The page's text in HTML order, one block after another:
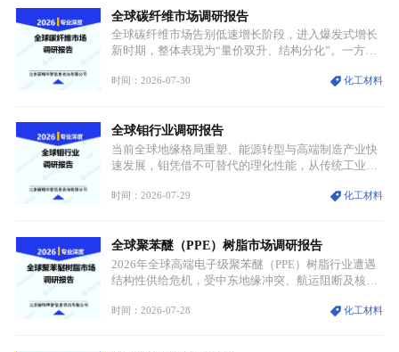
型为新能源核心战略矿产，全球产业形成“印尼掌控
资源与产能、中国主导消费与技术、工艺向低碳湿法
迭代、再生镍加速补位”的全新格局。
全球碳纤维市场调研报告
全球碳纤维市场告别低速增长阶段，进入爆发式增长
新时期，整体表现为“量价双升、结构分化”。一方面
持续扩张；另一方面产品、需求、应用场景呈现明显
体规模扩张，高附加值领域与规模化工业应用形成两
大独立增长体系。
时间：2026-07-30 化工材料
全球钼行业调研报告
当前全球地缘格局重塑、能源转型与高端制造产业快
速发展，钼凭借不可替代的理化性能，从传统工业金
需格局重构、价值体系重估的新阶段。钼是典型难熔
贯穿传统工业、高端制造、军工、新能源等多个核心
产业，成为现代工业体系中不可或缺的基础材料。
时间：2026-07-29 化工材料
全球聚苯醚（PPE）树脂市场调研报告
2026年全球高端电子级聚苯醚（PPE）树脂行业遭遇
结构性供给危机，受中东地缘冲突、航运阻断及核心
停产，行业长期维持寡头垄断的供应链格局彻底瓦
时间：2026-07-28 化工材料